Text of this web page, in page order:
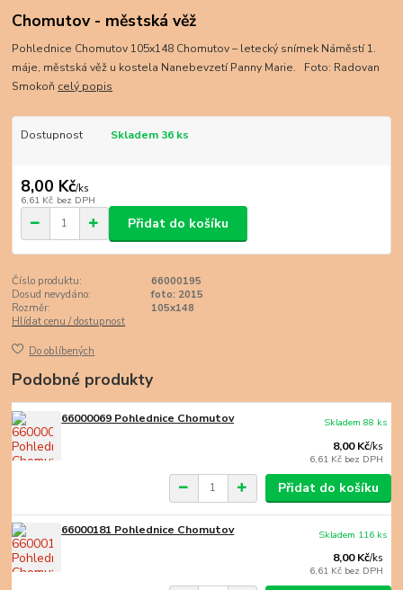
Chomutov - městská věž
Pohlednice Chomutov 105x148 Chomutov – letecký snímek Náměstí 1.
máje, městská věž u kostela Nanebevzetí Panny Marie. Foto: Radovan
Smokoň celý popis
Dostupnost Skladem 36 ks
8,00 Kč/ks
6,61 Kč bez DPH
Přidat do košíku
Číslo produktu:
66000195
Dosud nevydáno:
foto: 2015
Rozměr:
105x148
Hlídat cenu / dostupnost
Do oblíbených
Podobné produkty
66000069 Pohlednice Chomutov
8,00 Kč/ks
6,61 Kč bez DPH
Skladem 88 ks
Přidat do košíku
66000181 Pohlednice Chomutov
8,00 Kč/ks
6,61 Kč bez DPH
Skladem 116 ks